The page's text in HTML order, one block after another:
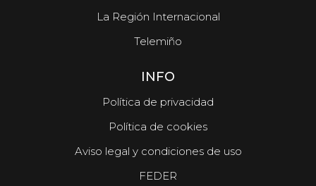
La Región Internacional
Telemiño
INFO
Política de privacidad
Política de cookies
Aviso legal y condiciones de uso
FEDER